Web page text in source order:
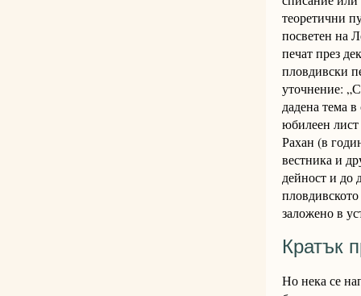
теоретични
посветен на
печат през
пловдивски
уточнение:
дадена тема
юбилеен лист
Рахан (в
вестника и
дейност и до
заложено в
Кратък
Но нека се